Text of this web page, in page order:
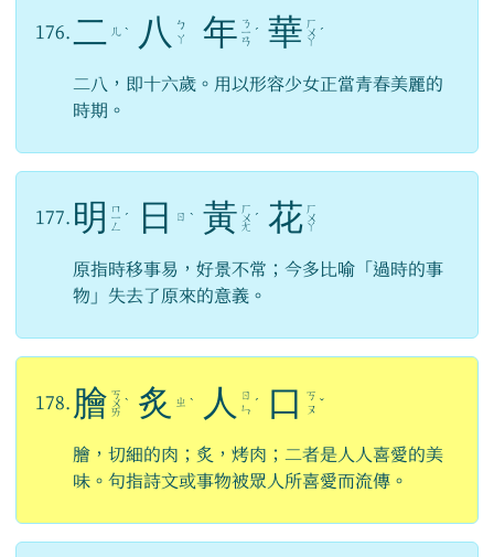
176. 二 ㄦ ˋ 八
ㄅ
ㄚ
年 ㄋ
ㄧ
ㄢ
ˊ 華 ㄏ
ㄨ
ㄚ
ˊ
二八，即十六歲。用以形容少女正當青春美麗的
時期。
177. 明 ㄇ
ㄧ
ㄥ
ˊ 日 ㄖ ˋ 黃 ㄏ
ㄨ
ㄤ
ˊ 花 ㄏ
ㄨ
ㄚ
原指時移事易，好景不常；今多比喻「過時的事
物」失去了原來的意義。
178. 膾 ㄎ
ㄨ
ㄞ
ˋ 炙 ㄓ ˋ 人
ㄖ
ㄣ ˊ 口
ㄎ
ㄡ ˇ
膾，切細的肉；炙，烤肉；二者是人人喜愛的美
味。句指詩文或事物被眾人所喜愛而流傳。